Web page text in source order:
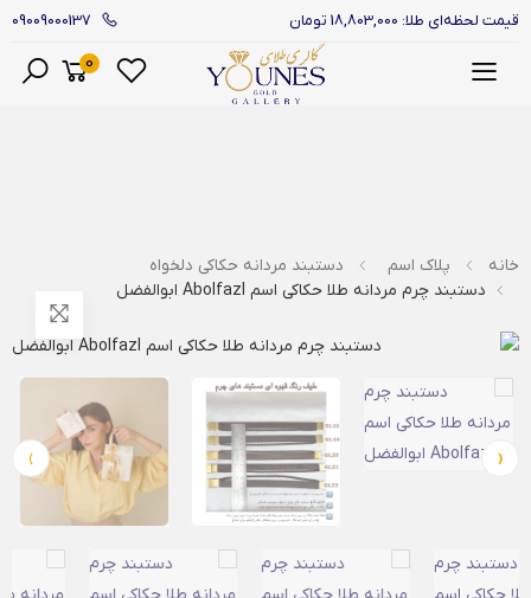
قیمت لحظه‌ای طلا: 18,803,000 تومان 09009000137
0
خانه پلاک اسم
دستبند مردانه حکاکی دلخواه
دستبند چرم مردانه طلا حکاکی اسم Abolfazl ابوالفضل
‹
›